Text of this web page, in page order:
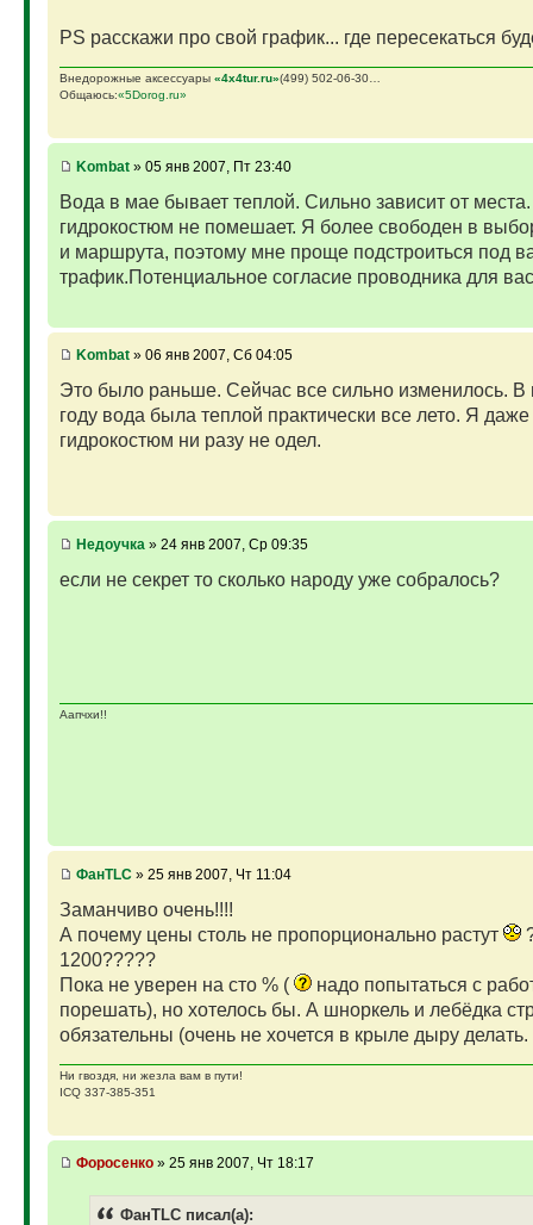
PS расскажи про свой график... где пересекаться
Внедорожные аксессуары «4х4tur.ru»(499) 502-06-30…
Общаюсь:«5Dorog.ru»
Kombat» 05 янв 2007, Пт 23:40
Вода в мае бывает теплой. Сильно зависит от
гидрокостюм не помешает. Я более свободен в
и маршрута, поэтому мне проще подстроиться под
трафик.Потенциальное согласие проводника для
Kombat» 06 янв 2007, Сб 04:05
Это было раньше. Сейчас все сильно изменилось.
году вода была теплой практически все лето. Я даже
гидрокостюм ни разу не одел.
Недоучка » 24 янв 2007, Ср 09:35
если не секрет то сколько народу уже собралось?
Аапчхи!!
ФанTLC» 25 янв 2007, Чт 11:04
Заманчиво очень!!!!
А почему цены столь не пропорционально растут
1200?????
Пока не уверен на сто % (
надо попытаться с
порешать), но хотелось бы. А шноркель и лебёдка
обязательны (очень не хочется в крыле дыру делать.
Ни гвоздя, ни жезла вам в пути!
ICQ 337-385-351
Фopoceнкo» 25 янв 2007, Чт 18:17
ФанTLC писал(а):